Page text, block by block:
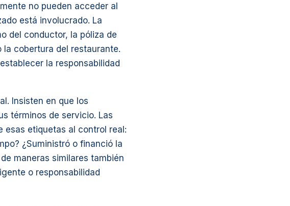
no pueden acceder al
está involucrado. La
del conductor, la póliza de
cobertura del restaurante.
la responsabilidad
Insisten en que los
términos de servicio. Las
esas etiquetas al control real:
¿Suministró o financió la
maneras similares también
o responsabilidad